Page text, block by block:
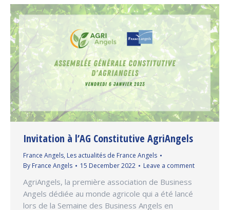
Invitation à l’AG Constitutive AgriAngels
France Angels, Les actualités de France Angels
By France Angels 15 December 2022 Leave a comment
AgriAngels, la première association de Business
Angels dédiée au monde agricole qui a été lancé
lors de la Semaine des Business Angels en